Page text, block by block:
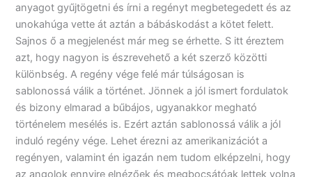
anyagot gyűjtögetni és írni a regényt megbetegedett és az
unokahúga vette át aztán a bábáskodást a kötet felett.
Sajnos ő a megjelenést már meg se érhette. S itt éreztem
azt, hogy nagyon is észrevehető a két szerző közötti
különbség. A regény vége felé már túlságosan is
sablonossá válik a történet. Jönnek a jól ismert fordulatok
és bizony elmarad a bűbájos, ugyanakkor megható
történelem mesélés is. Ezért aztán sablonossá válik a jól
induló regény vége. Lehet érezni az amerikanizációt a
regényen, valamint én igazán nem tudom elképzelni, hogy
az angolok ennyire elnézőek és megbocsátóak lettek volna